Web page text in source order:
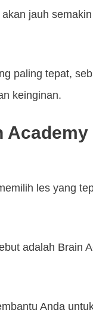
jauh
paling tepat,
keinginan.
Academy
les yang
adalah Brain
Anda